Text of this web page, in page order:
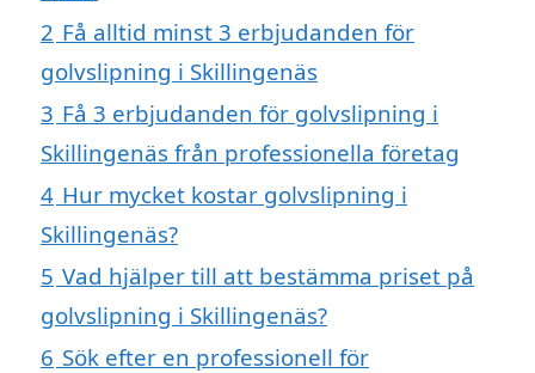
2 Få alltid minst 3 erbjudanden för
golvslipning i Skillingenäs
3 Få 3 erbjudanden för golvslipning i
Skillingenäs från professionella företag
4 Hur mycket kostar golvslipning i
Skillingenäs?
5 Vad hjälper till att bestämma priset på
golvslipning i Skillingenäs?
6 Sök efter en professionell för